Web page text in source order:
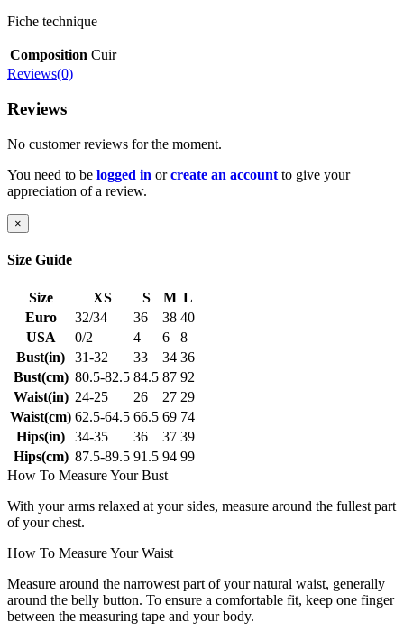
Fiche technique
Composition Cuir
Reviews(0)
Reviews
No customer reviews for the moment.
You need to be logged in orcreate an account to give your
appreciation of a review.
×
Size Guide
Size XS S M L
Euro
32/34 36 38 40
USA
0/2 4 6
8
Bust(in)
31-32 33 34 36
Bust(cm) 80.5-82.5 84.5 87 92
Waist(in) 24-25 26 27 29
Waist(cm) 62.5-64.5 66.5 69 74
Hips(in)
34-35 36 37 39
Hips(cm) 87.5-89.5 91.5 94 99
How To Measure Your Bust
With your arms relaxed at your sides, measure around the fullest part
of your chest.
How To Measure Your Waist
Measure around the narrowest part of your natural waist, generally
around the belly button. To ensure a comfortable fit, keep one finger
between the measuring tape and your body.